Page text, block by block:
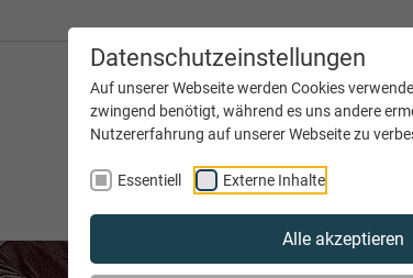
Datenschutzeinstellungen
Auf unserer Webseite werden Cookies
zwingend benötigt, während es uns andere
Nutzererfahrung auf unserer Webseite zu
Essentiell Externe Inhalte
Alle akzeptieren
Aktuelles